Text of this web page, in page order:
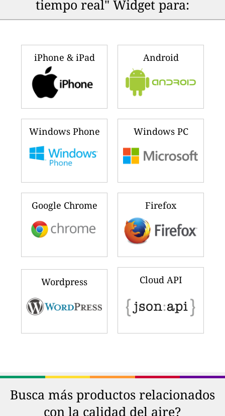
tiempo real" Widget para:
iPhone & iPad Android
Windows Phone Windows PC
Google Chrome Firefox
Wordpress Cloud API
Busca más productos relacionados
con la calidad del aire?